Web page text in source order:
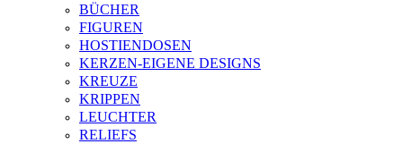
BÜCHER
FIGUREN
HOSTIENDOSEN
KERZEN-EIGENE DESIGNS
KREUZE
KRIPPEN
LEUCHTER
RELIEFS